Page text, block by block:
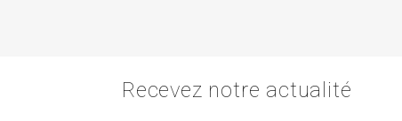
Recevez notre actualité